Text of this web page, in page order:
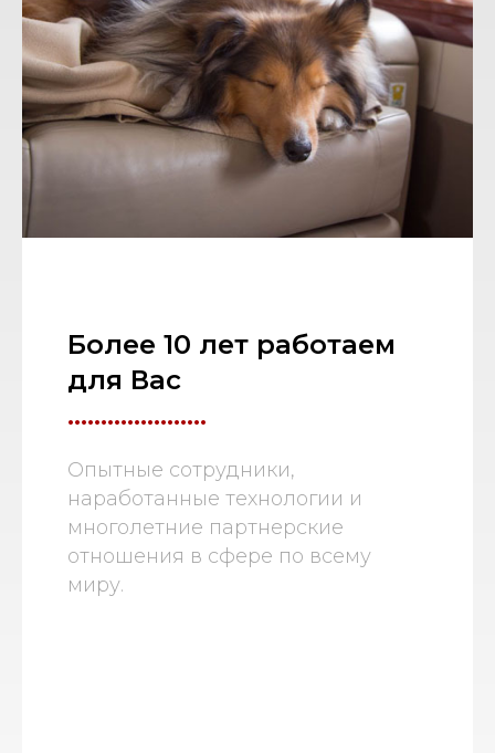
Более 10 лет работаем
для Вас
.....................
Опытные сотрудники,
наработанные технологии и
многолетние партнерские
отношения в сфере по всему
миру.